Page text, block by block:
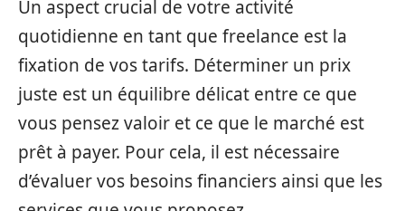
Un aspect crucial de votre activité
quotidienne en tant que freelance est la
fixation de vos tarifs. Déterminer un prix
juste est un équilibre délicat entre ce que
vous pensez valoir et ce que le marché est
prêt à payer. Pour cela, il est nécessaire
d’évaluer vos besoins financiers ainsi que les